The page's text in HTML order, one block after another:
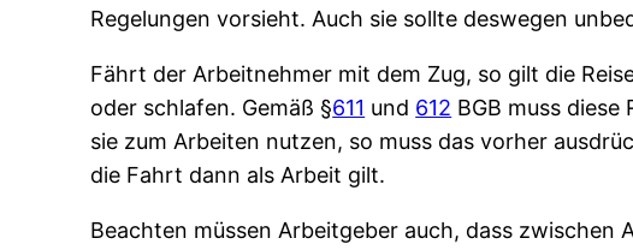
Regelungen vorsieht. Auch sie sollte deswegen
Fährt der Arbeitnehmer mit dem Zug, so gilt die
oder schlafen. Gemäß §611 und 612 BGB muss
sie zum Arbeiten nutzen, so muss das vorher
die Fahrt dann als Arbeit gilt.
Beachten müssen Arbeitgeber auch, dass